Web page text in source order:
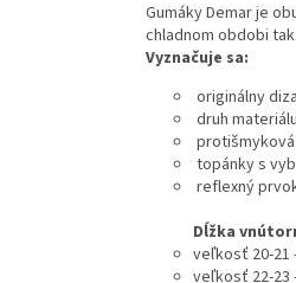
Gumáky Demar je
chladnom obdobi
Vyznačuje sa:
originálny
druh
topánky s
reflexný
Dĺžka
veľkosť 20-21
veľkosť 22-23